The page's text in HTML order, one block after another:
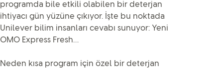
programda bile etkili olabilen bir deterjan
ihtiyacı gün yüzüne çıkıyor. İşte bu noktada
Unilever bilim insanları cevabı sunuyor: Yeni
OMO Express Fresh…
Neden kısa program için özel bir deterjan